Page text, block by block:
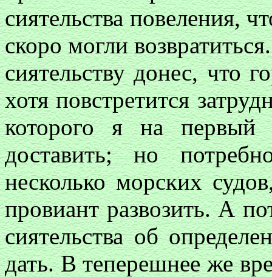
сиятельства повеления,
скоро могли
сиятельству донес, что
хотя повстретится
которого я на
доставить; но
несколько морских
провиант развозить. А
сиятельства об
дать. В теперешнее же